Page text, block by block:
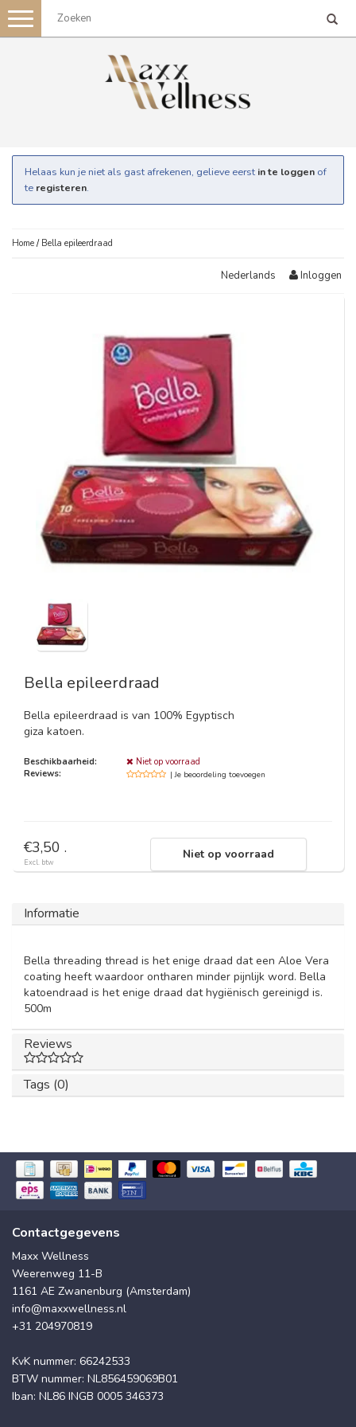
Toggle
navigation
Helaas kun je niet als gast afrekenen, gelieve eerst in te loggen of
te registeren.
Home / Bella epileerdraad
Nederlands Inloggen
Bella epileerdraad
Bella epileerdraad is van 100% Egyptisch
giza katoen.
Beschikbaarheid:
Niet op voorraad
Reviews:
| Je beoordeling toevoegen
€3,50 .
Excl. btw
Niet op voorraad
Informatie
Bella threading thread is het enige draad dat een Aloe Vera
coating heeft waardoor ontharen minder pijnlijk word. Bella
katoendraad is het enige draad dat hygiënisch gereinigd is.
500m
Reviews
Tags (0)
Contactgegevens
Maxx Wellness
Weerenweg 11-B
1161 AE Zwanenburg (Amsterdam)
info@maxxwellness.nl
+31 204970819
KvK nummer: 66242533
BTW nummer: NL856459069B01
Iban: NL86 INGB 0005 346373